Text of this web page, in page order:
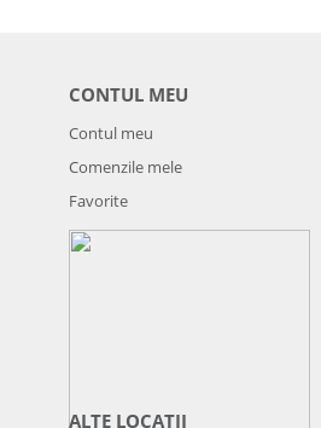
CONTUL MEU
Contul meu
Comenzile mele
Favorite
ALTE LOCAȚII